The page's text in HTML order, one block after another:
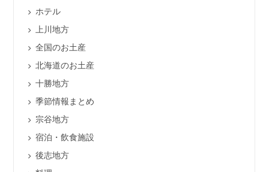
ホテル
上川地方
全国のお土産
北海道のお土産
十勝地方
季節情報まとめ
宗谷地方
宿泊・飲食施設
後志地方